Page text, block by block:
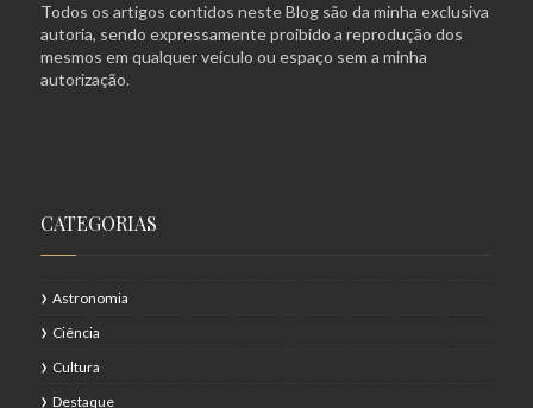
Todos os artigos contidos neste Blog são da minha exclusiva
autoria, sendo expressamente proibido a reprodução dos
mesmos em qualquer veículo ou espaço sem a minha
autorização.
CATEGORIAS
Astronomia
Ciência
Cultura
Destaque